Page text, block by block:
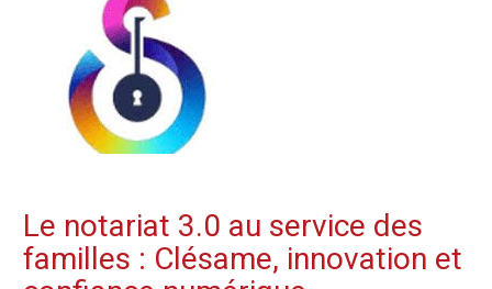
Le notariat 3.0 au service des
familles : Clésame, innovation et